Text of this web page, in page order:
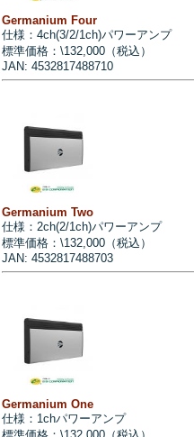
Germanium Four
仕様：4ch(3/2/1ch)パワーアンプ
標準価格：\132,000（税込）
JAN: 4532817488710
Germanium Two
仕様：2ch(2/1ch)パワーアンプ
標準価格：\132,000（税込）
JAN: 4532817488703
Germanium One
仕様：1chパワーアンプ